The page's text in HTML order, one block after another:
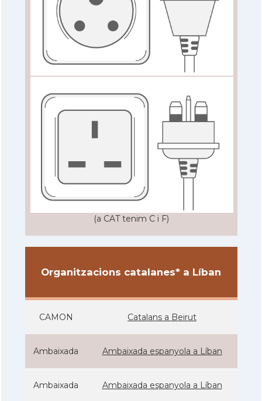
(a CAT tenim C i F)
Organitzacions catalanes* a Líban
CAMON Catalans a Beirut
Ambaixada Ambaixada espanyola a Líban
Ambaixada Ambaixada espanyola a Líban